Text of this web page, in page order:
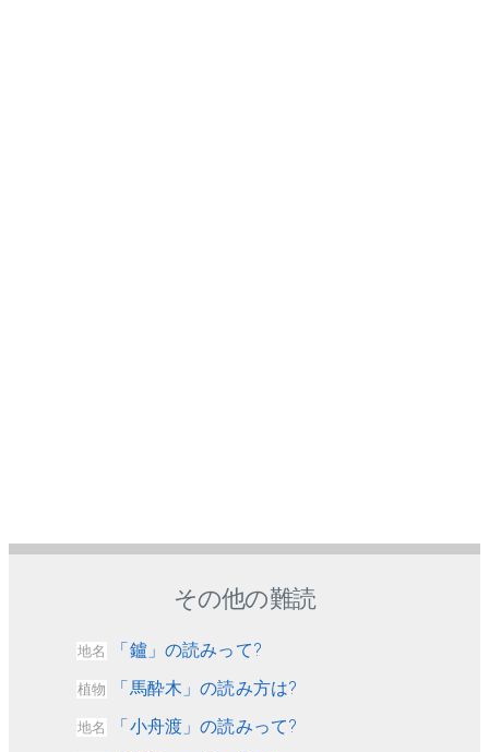
その他の難読
地名 「鑪」の読みって?
植物 「馬酔木」の読み方は?
地名 「小舟渡」の読みって?